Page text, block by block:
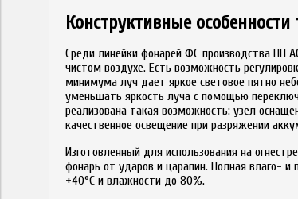
Конструктивные
Среди линейки фонарей ФС производства
чистом воздухе. Есть возможность
минимума луч дает яркое световое пятно
уменьшать яркость луча с помощью
реализована такая возможность: узел
качественное освещение при разряжении
Изготовленный для использования на
фонарь от ударов и царапин. Полная влаго-
+40°C и влажности до 80%.